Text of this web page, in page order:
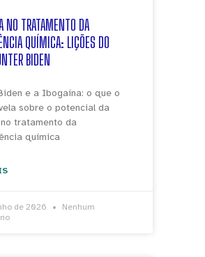
NO TRATAMENTO DA
QUÍMICA: LIÇÕES DO
BIDEN
e a Ibogaína: o que o
sobre o potencial da
tratamento da
química
de 2026
Nenhum